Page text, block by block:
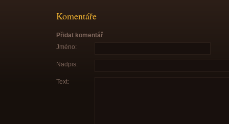
Komentáře
Přidat komentář
Jméno:
Nadpis:
Text: